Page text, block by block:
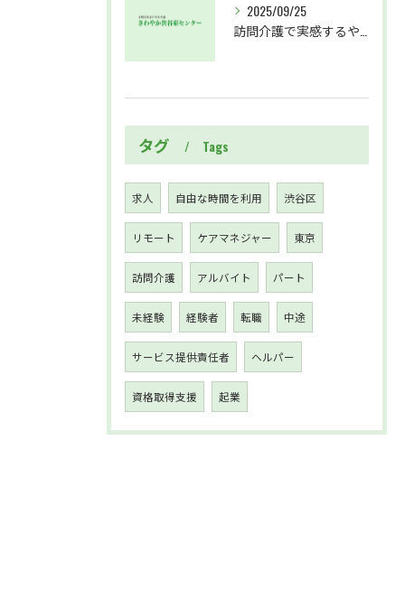
2025/09/25
タグ Tags
求人 自由な時間を利用 渋谷区
リモート ケアマネジャー 東京
訪問介護 アルバイト パート
未経験 経験者 転職 中途
サービス提供責任者 ヘルパー
資格取得支援 起業